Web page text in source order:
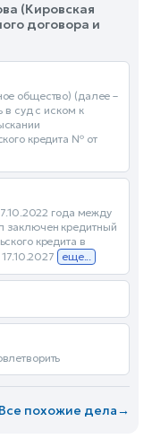
(Кировская
договора и
общество) (далее –
суд с иском к
кредита № от
года между
кредитный
кредита в
еще...
Все похожие дела→